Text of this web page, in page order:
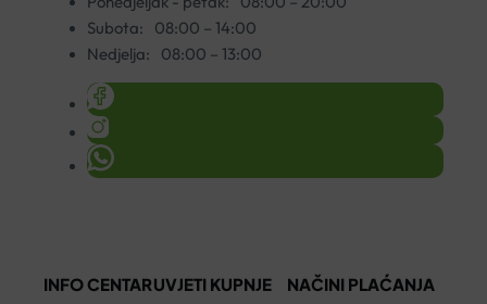
Subota:
08:00 – 14:00
Nedjelja:
08:00 – 13:00
INFO CENTARUVJETI KUPNJE NAČINI PLAĆANJA